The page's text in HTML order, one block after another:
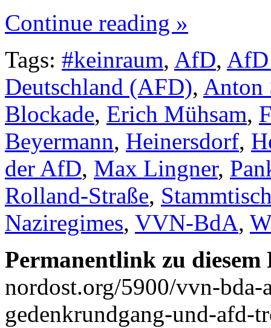
Continue reading »
Tags: #keinraum, AfD, AfD
Deutschland (AFD), Anton
Blockade, Erich Mühsam,
Beyermann, Heinersdorf,
der AfD, Max Lingner,
Rolland-Straße,
Naziregimes, VVN-BdA,
Permanentlink zu
nordost.org/5900/vvn-bda-
gedenkrundgang-und-afd-